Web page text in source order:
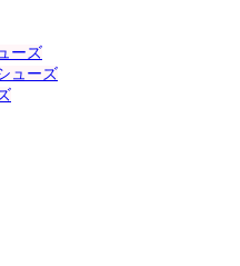
ーズ
ューズ